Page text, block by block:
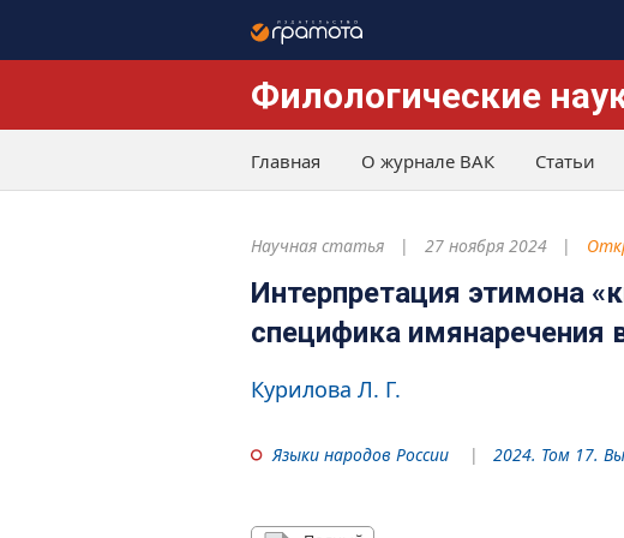
Филологические
Главная О журнале ВАК Статьи
Научная статья 27 ноября 2024
Интерпретация этимона
специфика имянаречения
Курилова Л. Г.
Языки народов России 2024. Том 17.